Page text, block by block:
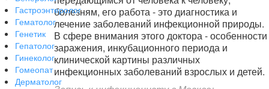
болезням, его работа - это диагностика и
лечение заболеваний инфекционной природы.
В сфере внимания этого доктора - особенности
заражения, инкубационного периода и
клинической картины различных
инфекционных заболеваний взрослых и детей.
Гастроэнтеролог
Гематолог
Генетик
Гепатолог
Гинеколог
Гомеопат
Дерматолог